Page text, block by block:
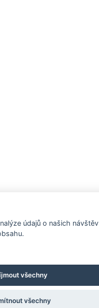
údajů o našich
všechny
všechny